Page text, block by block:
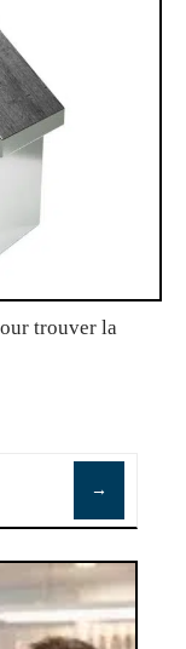
trouver la